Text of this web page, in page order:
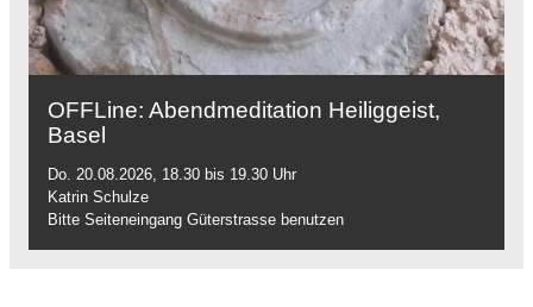
OFFLine: Abendmeditation Heiliggeist,
Basel
Do. 20.08.2026, 18.30 bis 19.30 Uhr
Katrin Schulze
Bitte Seiteneingang Güterstrasse benutzen